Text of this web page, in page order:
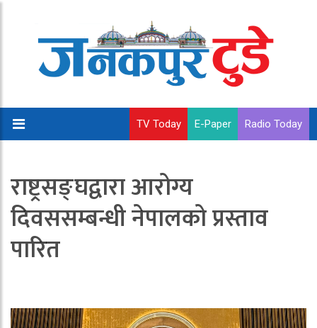
TV Today E-Paper Radio Today
राष्ट्रसङ्घद्वारा आरोग्य
दिवससम्बन्धी नेपालको प्रस्ताव
पारित